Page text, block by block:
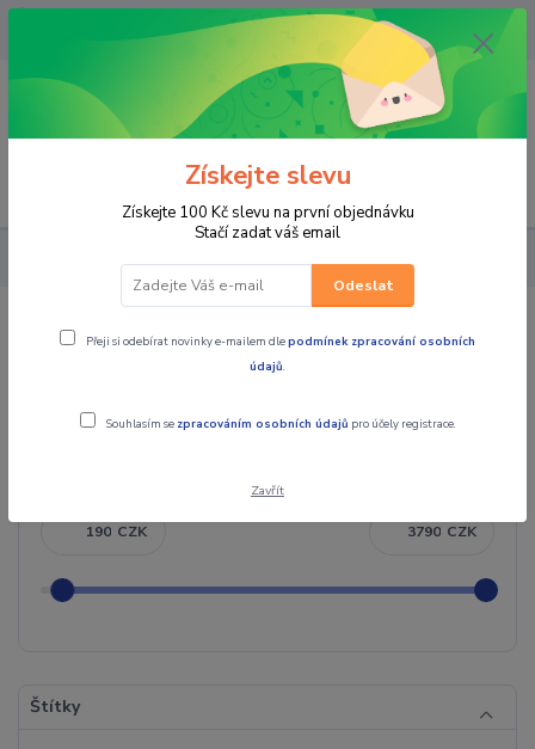
OPAVA 733537099/HLUČÍN
734541648/OLOMOUC 734593593
0,00 CZK
PRO JEZDCE MOTOKROS a ENDURO DRESY
DĚTSKÉ
CZK CZK
Štítky
Získejte slevu
Získejte 100 Kč slevu na první objednávku
Stačí zadat váš email
Odeslat
Přeji si odebírat novinky e-mailem dlepodmínek zpracování osobních
údajů.
Souhlasím se zpracováním osobních údajů pro účely registrace.
Zavřít